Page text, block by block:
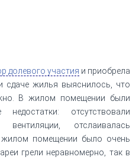
долевого участия и приобрела
сдаче жилья выяснилось, что
В жилом помещении были
отсутствовали
отслаивалась
жилом помещении было очень
грели неравномерно, так в